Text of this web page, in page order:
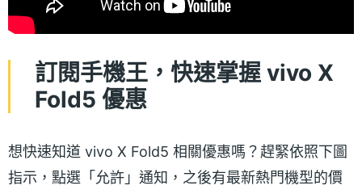
訂閱手機王，快速掌握 vivo X
Fold5 優惠
想快速知道 vivo X Fold5 相關優惠嗎？趕緊依照下圖
指示，點選「允許」通知，之後有最新熱門機型的價